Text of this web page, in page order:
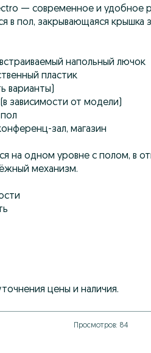
— современное и
в пол, закрывающаяся крышка
напольный лючок
пластик
варианты)
зависимости от модели)
зал, магазин
на одном уровне с полом, в
механизм.
цены и наличия.
Просмотров: 84